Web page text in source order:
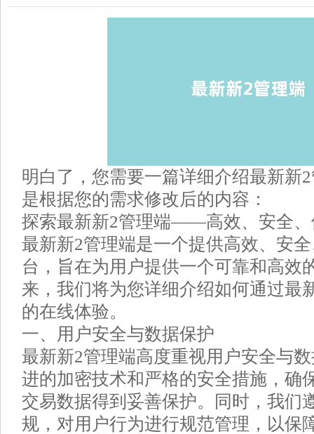
明白了，您需要一篇详细介绍最新新
是根据您的需求修改后的内容：
探索最新新2管理端——高效、安全、
最新新2管理端是一个提供高效、安
台，旨在为用户提供一个可靠和高效
来，我们将为您详细介绍如何通过最
的在线体验。
一、用户安全与数据保护
最新新2管理端高度重视用户安全与
进的加密技术和严格的安全措施，确
交易数据得到妥善保护。同时，我们
规，对用户行为进行规范管理，以保